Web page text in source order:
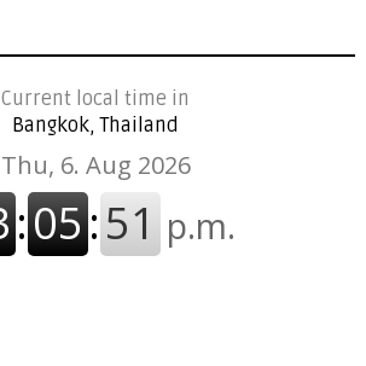
Current local time in
Bangkok, Thailand